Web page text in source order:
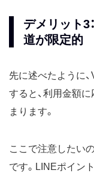
デメリット3
道が限定的
先に述べたように
すると、利用金額
まります。
ここで注意したい
です。LINEポイン